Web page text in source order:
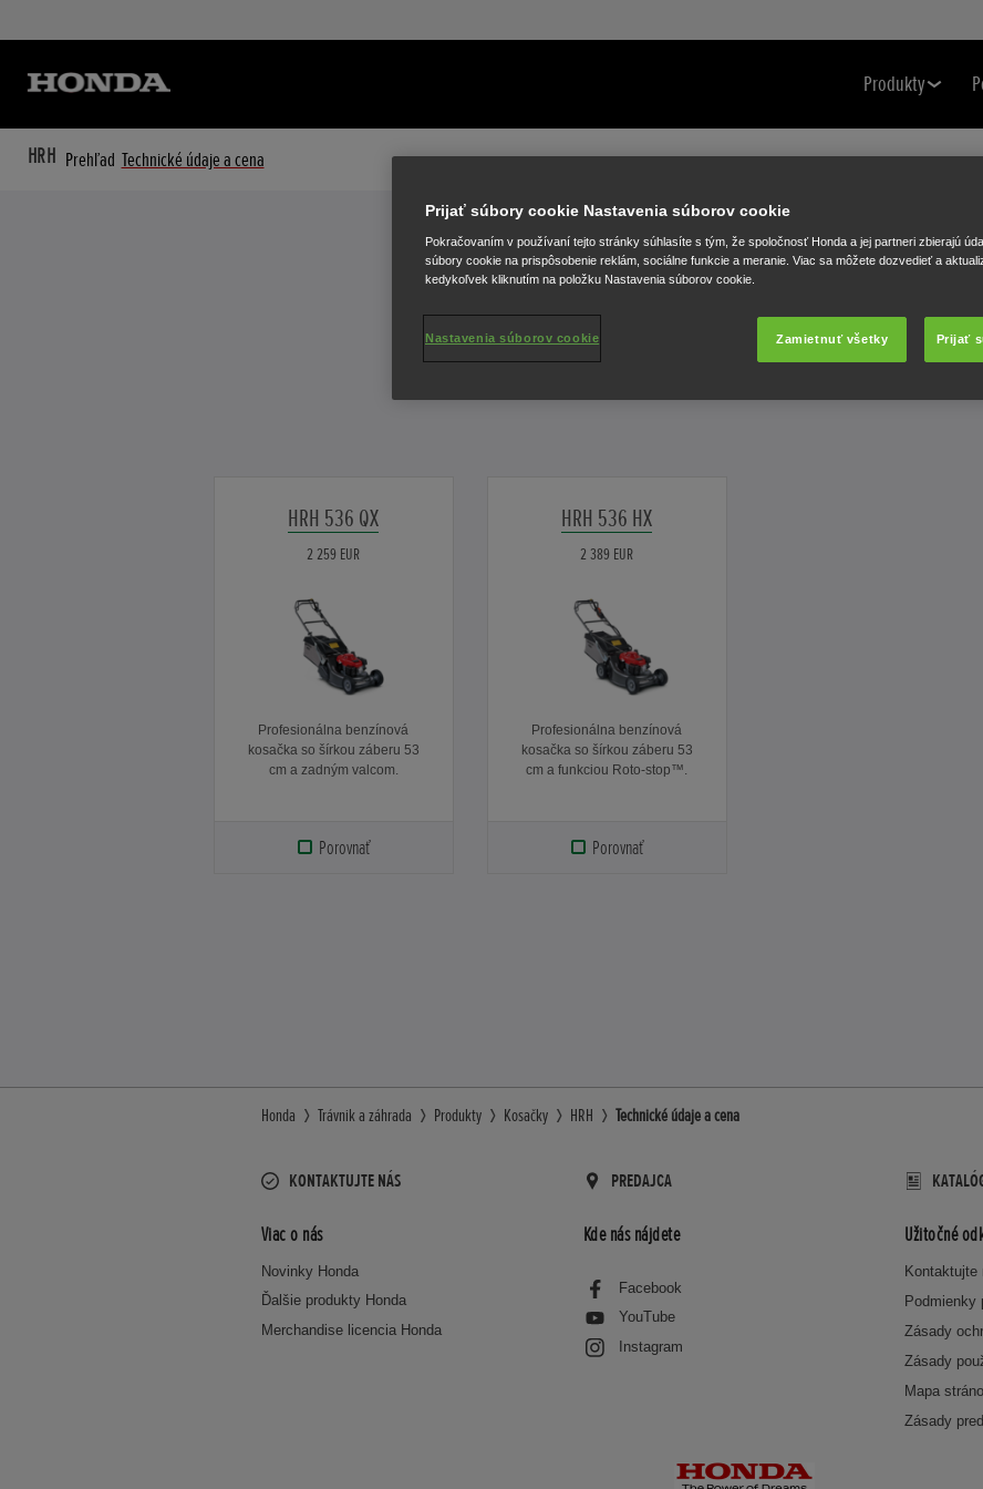
Produkty
HRH Prehľad Technické údaje a cena
Technické údaje a cena
DETAILNÝ POHĽAD NA KOSAČKU
HRH 536 QX
2 259 EUR
Profesionálna benzínová
kosačka so šírkou záberu 53
cm a zadným valcom.
Porovnať
HRH 536 HX
2 389 EUR
Profesionálna benzínová
kosačka so šírkou záberu 53
cm a funkciou Roto-stop™.
Porovnať
Honda Trávnik a záhrada Produkty Kosačky HRH Technické údaje a cena
KONTAKTUJTE NÁS PREDAJCA
Viac o nás
Novinky Honda
Ďalšie produkty Honda
Merchandise licencia Honda
Kde nás nájdete
Facebook
YouTube
Instagram
Užitočné
Kontaktujte
Podmienky
Zásady
Zásady
Mapa
Zásady
Prijať súbory cookie Nastavenia súborov cookie
Pokračovaním v používaní tejto stránky súhlasíte s tým, že spoločnosť Honda a jej partneri zbierajú
súbory cookie na prispôsobenie reklám, sociálne funkcie a meranie. Viac sa môžete dozvedieť a
kedykoľvek kliknutím na položku Nastavenia súborov cookie.
Zamietnuť všetky Prijať
Nastavenia súborov cookie